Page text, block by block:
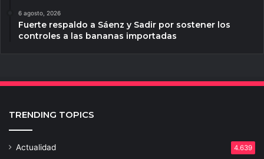
6 agosto, 2026
Fuerte respaldo a Sáenz y Sadir por sostener los
controles a las bananas importadas
TRENDING TOPICS
Actualidad 4.639